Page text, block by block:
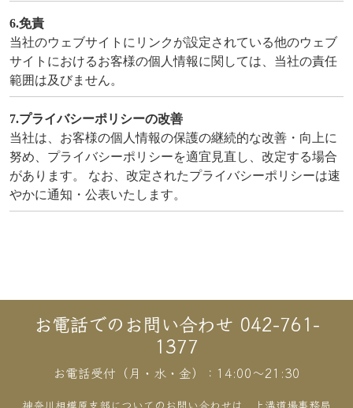
6.免責
当社のウェブサイトにリンクが設定されている他のウェブ
サイトにおけるお客様の個人情報に関しては、当社の責任
範囲は及びません。
7.プライバシーポリシーの改善
当社は、お客様の個人情報の保護の継続的な改善・向上に
努め、プライバシーポリシーを適宜見直し、改定する場合
があります。 なお、改定されたプライバシーポリシーは速
やかに通知・公表いたします。
お電話でのお問い合わせ 042-761-
1377
お電話受付（月・水・金）：14:00〜21:30
神奈川相模原支部についてのお問い合わせは、上溝道場事務局